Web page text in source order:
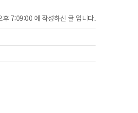
7:09:00 에 작성하신 글 입니다.